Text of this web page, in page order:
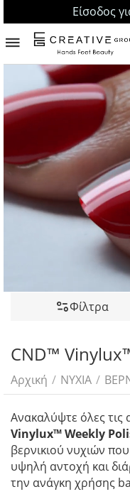
Είσοδος
Φίλτρα
CND™
Αρχική / ΝΥΧΙΑ /
Ανακαλύψτε όλες τις
Vinylux™ Weekly
βερνικιού νυχιών
υψηλή αντοχή και
την ανάγκη χρήσης